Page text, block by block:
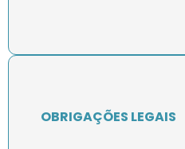
OBRIGAÇÕES LEGAIS